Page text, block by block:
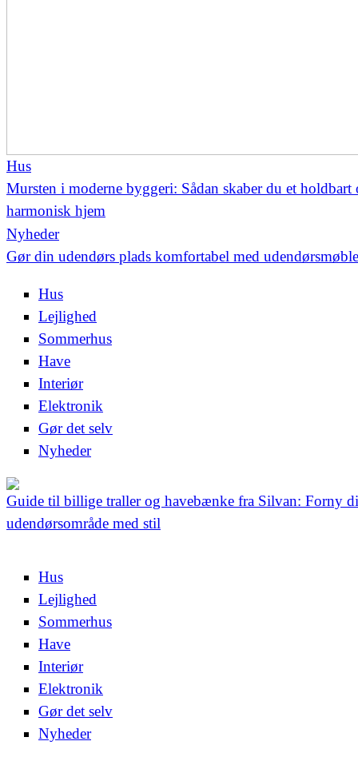
Hus
Mursten i moderne byggeri: Sådan skaber du et holdbart
harmonisk hjem
Nyheder
Gør din udendørs plads komfortabel med
Hus
Lejlighed
Sommerhus
Have
Interiør
Elektronik
Gør det selv
Nyheder
Guide til billige traller og havebænke fra Silvan: Forny
udendørsområde med stil
Hus
Lejlighed
Sommerhus
Have
Interiør
Elektronik
Gør det selv
Nyheder